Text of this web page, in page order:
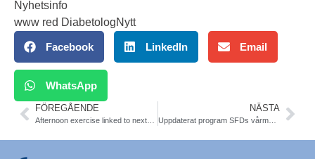
Nyhetsinfo
www red DiabetologNytt
Facebook LinkedIn Email
WhatsApp
FÖREGÅENDE NÄSTA
Uppdaterat program SFDs vårmöte EndoDiabetes 9-11/4 Helsingborg. Anmäl Dig nu på www.sfdmoten.org